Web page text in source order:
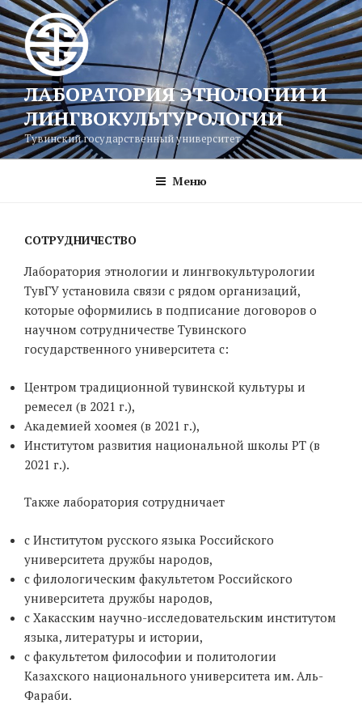
Перейти
к
содержимому
ЛАБОРАТОРИЯ ЭТНОЛОГИИ И
ЛИНГВОКУЛЬТУРОЛОГИИ
Тувинский государственный университет
Меню
СОТРУДНИЧЕСТВО
Лаборатория этнологии и лингвокультурологии
ТувГУ установила связи с рядом организаций,
которые оформились в подписание договоров о
научном сотрудничестве Тувинского
государственного университета с:
Центром традиционной тувинской культуры и
ремесел (в 2021 г.),
Академией хоомея (в 2021 г.),
Институтом развития национальной школы РТ (в
2021 г.).
Также лаборатория сотрудничает
с Институтом русского языка Российского
университета дружбы народов,
с филологическим факультетом Российского
университета дружбы народов,
с Хакасским научно-исследовательским институтом
языка, литературы и истории,
с факультетом философии и политологии
Казахского национального университета им. Аль-
Фараби.